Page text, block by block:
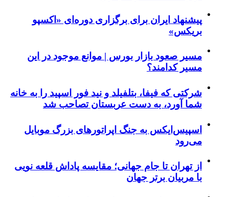
پیشنهاد ایران برای برگزاری دوره‌ای «اکسپو
بریکس»
مسیر صعود بازار بورس | موانع موجود در این
مسیر کدامند؟
شرکتی که فیفا، بتلفیلد و نید فور اسپید را به خانه
شما آورد، به دست عربستان تصاحب شد
اسپیس‌ایکس به جنگ اپراتورهای بزرگ موبایل
می‌رود
از تهران تا جام جهانی؛ مقایسه پاداش قلعه نویی
با مربیان برتر جهان